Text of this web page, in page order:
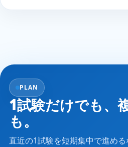
PLAN
1試験だけでも、
も。
直近の1試験を短期集中で進め